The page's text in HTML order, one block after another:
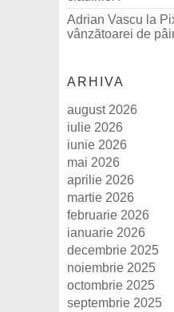
Adrian Vascu la
vânzătoarei de
ARHIVA
august 2026
iulie 2026
iunie 2026
mai 2026
aprilie 2026
martie 2026
februarie 2026
ianuarie 2026
decembrie 2025
noiembrie 2025
octombrie 2025
septembrie 2025